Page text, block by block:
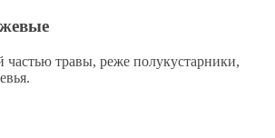
травы, реже полукустарники,